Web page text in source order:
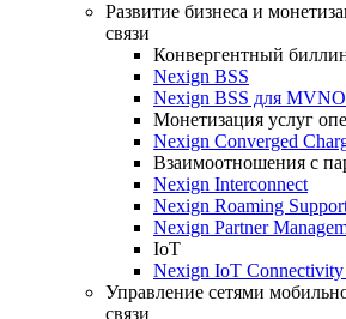
Развитие бизнеса и
связи
Конвергентный
Nexign BSS
Nexign BSS для MVNO
Монетизация услуг
Nexign Converged
Взаимоотношения с
Nexign Interconnect
Nexign Roaming
Nexign Partner
IoT
Nexign IoT
Управление сетями
связи